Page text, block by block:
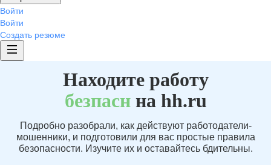
Войти
Войти
Создать резюме
Находите работу
безпаснна hh.ru
Подробно разобрали, как действуют работодатели-
мошенники, и подготовили для вас простые правила
безопасности. Изучите их и оставайтесь бдительны.